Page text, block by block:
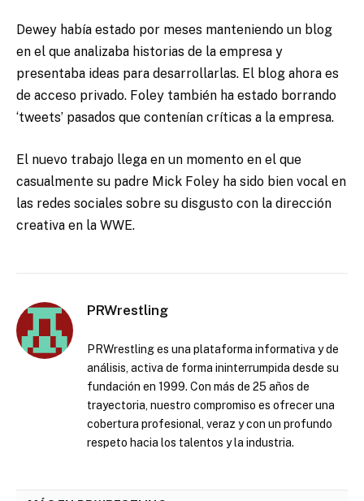
Dewey había estado por meses manteniendo un blog
en el que analizaba historias de la empresa y
presentaba ideas para desarrollarlas. El blog ahora es
de acceso privado. Foley también ha estado borrando
‘tweets’ pasados que contenían críticas a la empresa.
El nuevo trabajo llega en un momento en el que
casualmente su padre Mick Foley ha sido bien vocal en
las redes sociales sobre su disgusto con la dirección
creativa en la WWE.
PRWrestling
PRWrestling es una plataforma informativa y de
análisis, activa de forma ininterrumpida desde su
fundación en 1999. Con más de 25 años de
trayectoria, nuestro compromiso es ofrecer una
cobertura profesional, veraz y con un profundo
respeto hacia los talentos y la industria.